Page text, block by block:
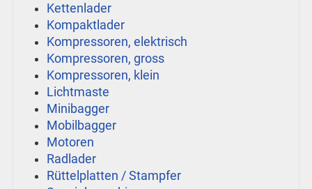
Kettenlader
Kompaktlader
Kompressoren, elektrisch
Kompressoren, gross
Kompressoren, klein
Lichtmaste
Minibagger
Mobilbagger
Motoren
Radlader
Rüttelplatten / Stampfer